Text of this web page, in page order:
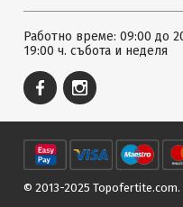
Работно време: 09:00 до
19:00 ч. събота и неделя
© 2013-2025 Topofertite.com.